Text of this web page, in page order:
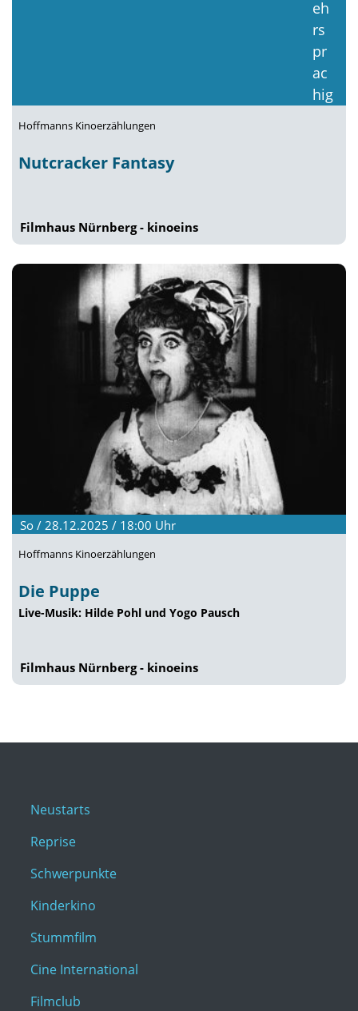
Hoffmanns Kinoerzählungen
Nutcracker Fantasy
Filmhaus Nürnberg - kinoeins
So / 28.12.2025 / 18:00 Uhr
Hoffmanns Kinoerzählungen
Die Puppe
Live-Musik: Hilde Pohl und Yogo Pausch
Filmhaus Nürnberg - kinoeins
Neustarts
Reprise
Schwerpunkte
Kinderkino
Stummfilm
Cine International
Filmclub